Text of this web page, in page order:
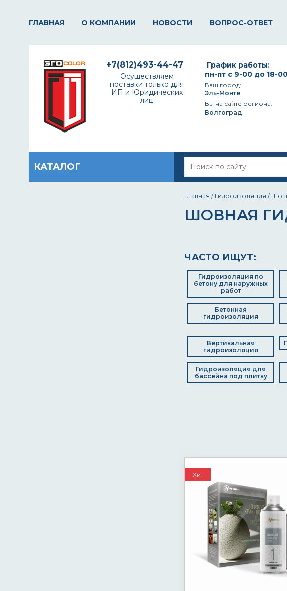
ГЛАВНАЯ О КОМПАНИИ НОВОСТИ ВОПРОС-ОТВЕТ
График работы:
пн-пт с 9-00 до 18-
Ваш город:
Эль-Монте
Вы на сайте региона:
Волгоград
+7(812)493-44-47
Осуществляем
поставки только для
ИП и Юридических
лиц
КАТАЛОГ
Главная / Гидроизоляция /
ШОВНАЯ
ЧАСТО ИЩУТ:
Гидроизоляция по
бетону для наружных
работ
Бетонная
гидроизоляция
Вертикальная
гидроизоляция
Гидроизоляция для
бассейна под плитку
Хит